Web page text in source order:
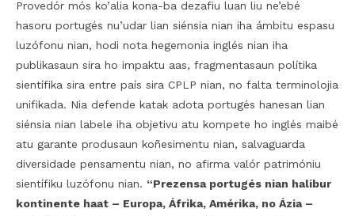
Provedór mós ko’alia kona-ba dezafiu luan liu ne’ebé
hasoru portugés nu’udar lian siénsia nian iha ámbitu espasu
luzófonu nian, hodi nota hegemonia inglés nian iha
publikasaun sira ho impaktu aas, fragmentasaun polítika
sientífika sira entre país sira CPLP nian, no falta terminolojia
unifikada. Nia defende katak adota portugés hanesan lian
siénsia nian labele iha objetivu atu kompete ho inglés maibé
atu garante produsaun koñesimentu nian, salvaguarda
diversidade pensamentu nian, no afirma valór patrimóniu
sientífiku luzófonu nian. “Prezensa portugés nian halibur
kontinente haat – Europa, Áfrika, Amérika, no Ázia –